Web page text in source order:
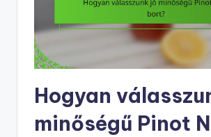
Hogyan
minőségű Pinot